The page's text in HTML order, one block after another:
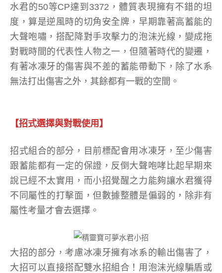
水君的50等CP達到3372，體質表現擁有不錯的坦
度，算是逆風時的切角安全牌，早期靠著高蓄能的
大聲咆嘯，搭配降對手攻擊力的泡沫光線，變成拖
對戰時間的代表性人物之一，但隨著時代的變遷，
有著冰凍牙的傷害與不差的蓄能帶動下，除了水系
無法打出傷害之外，其餘都有一戰的空間。
【招式選擇與對戰使用】
招式組合的部分，目前標配會用冰凍牙，至少傷害
跟蓄能都有一定的保證，反倒大聲咆哮比起早期來
說已經不太實用，而小招覺醒之力能夠讓水君獲得
不同屬性的打擊面，但數據整體是偏弱的，除非有
屬性考量才會去選擇。
大招的部分，考慮冰凍牙擁有冰系的輸出傷害了，
大招可以直接搭配雙水招組合！用泡沫光線騙盾或